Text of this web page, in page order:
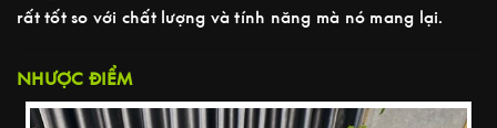
rất tốt so với chất lượng và tính năng mà nó mang lại.
NHƯỢC ĐIỂM